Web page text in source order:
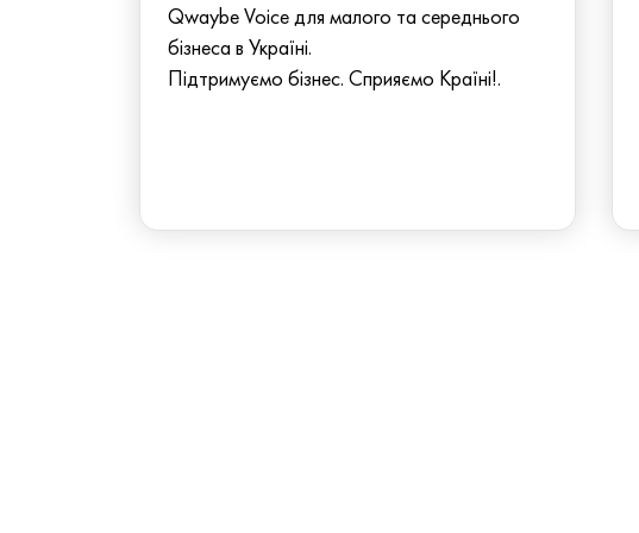
Qwaybe Voice для малого та середнього
бізнеса в Україні.
Підтримуємо бізнес. Сприяємо Країні!.